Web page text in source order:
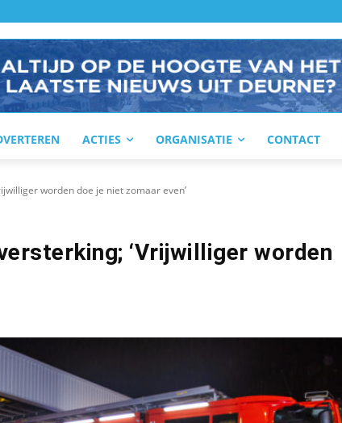
ACTIES ORGANISATIE CONTACT
worden doe je niet zomaar even’
‘Vrijwilliger worden